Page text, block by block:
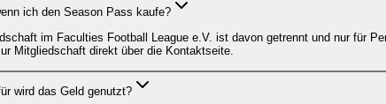
ich den Season Pass kaufe?
im Faculties Football League e.V. ist davon getrennt und nur für
Mitgliedschaft direkt über die Kontaktseite.
wird das Geld genutzt?